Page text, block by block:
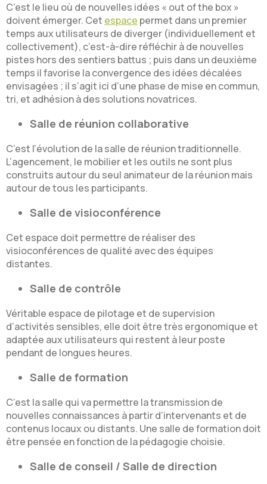
C’est le lieu où de nouvelles idées « out of the box »
doivent émerger. Cet espace permet dans un premier
temps aux utilisateurs de diverger (individuellement et
collectivement), c’est-à-dire réfléchir à de nouvelles
pistes hors des sentiers battus ; puis dans un deuxième
temps il favorise la convergence des idées décalées
envisagées ; il s’agit ici d’une phase de mise en commun,
tri, et adhésion à des solutions novatrices.
Salle de réunion collaborative
C’est l’évolution de la salle de réunion traditionnelle.
L’agencement, le mobilier et les outils ne sont plus
construits autour du seul animateur de la réunion mais
autour de tous les participants.
Salle de visioconférence
Cet espace doit permettre de réaliser des
visioconférences de qualité avec des équipes
distantes.
Salle de contrôle
Véritable espace de pilotage et de supervision
d’activités sensibles, elle doit être très ergonomique et
adaptée aux utilisateurs qui restent à leur poste
pendant de longues heures.
Salle de formation
C’est la salle qui va permettre la transmission de
nouvelles connaissances à partir d’intervenants et de
contenus locaux ou distants. Une salle de formation doit
être pensée en fonction de la pédagogie choisie.
Salle de conseil / Salle de direction